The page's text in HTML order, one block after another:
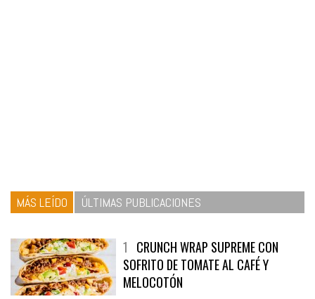
MÁS LEÍDO ÚLTIMAS PUBLICACIONES
1 CRUNCH WRAP SUPREME CON
SOFRITO DE TOMATE AL CAFÉ Y
MELOCOTÓN